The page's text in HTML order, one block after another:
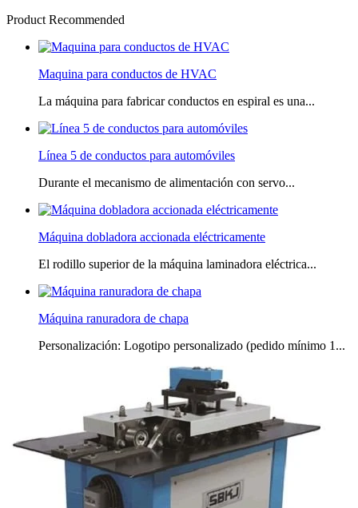
Product Recommended
Maquina para conductos de HVAC
La máquina para fabricar conductos en espiral es una...
Línea 5 de conductos para automóviles
Durante el mecanismo de alimentación con servo...
Máquina dobladora accionada eléctricamente
El rodillo superior de la máquina laminadora eléctrica...
Máquina ranuradora de chapa
Personalización: Logotipo personalizado (pedido mínimo 1...